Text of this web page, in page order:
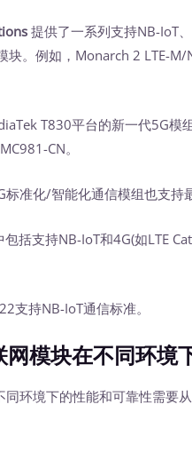
提供了一系列支持NB-IoT
块。例如，Monarch 2 LTE-
T830平台的新一代5G模
CN。
准化/智能化通信模组也支持
括支持NB-IoT和4G(如LTE
支持NB-IoT通信标准。
块在不同环境
境下的性能和可靠性需要